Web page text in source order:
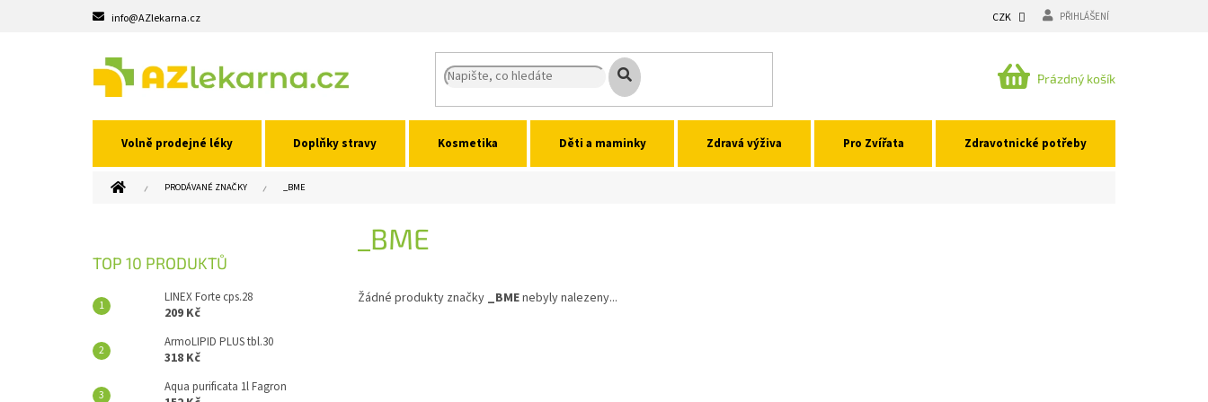
info@AZlekarna.cz CZK PŘIHLÁŠENÍ
NÁKUPNÍ
Prázdný košík
Volně prodejné léky Doplňky stravy Kosmetika Děti a maminky Zdravá výživa Pro Zvířata Zdravotnické potřeby
DOMŮ PRODÁVANÉ ZNAČKY _BME
TOP 10 PRODUKTŮ
LINEX Forte cps.28
209 Kč
ArmoLIPID PLUS tbl.30
318 Kč
Aqua purificata 1l Fagron
_BME
Žádné produkty značky _BMEnebyly nalezeny...